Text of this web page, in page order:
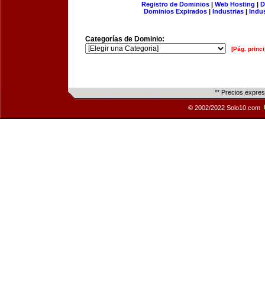
Registro de Dominios| Web Hosting |
Dominios Expirados | Industrias |
Categorías de Dominio:
[Pág.
** Precios
© 2002/2022 Solo10.com